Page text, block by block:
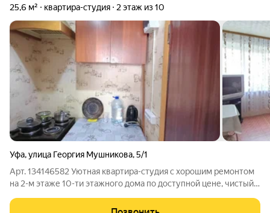
25,6 м² квартира-студия 2 этаж из 10
Уфа,улица Георгия Мушникова,5/1
Арт. 134146582 Уютная квартира-студия с хорошим ремонтом
на 2-м этаже 10-ти этажного дома по доступной цене, чистый
площадка, достаточно мест для парковки Развивающийся